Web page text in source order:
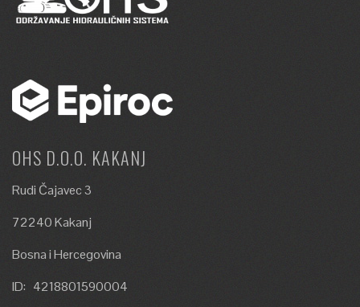
OHS D.O.O. KAKANJ
Rudi Čajavec 3
72240 Kakanj
Bosna i Hercegovina
ID: 4218801590004